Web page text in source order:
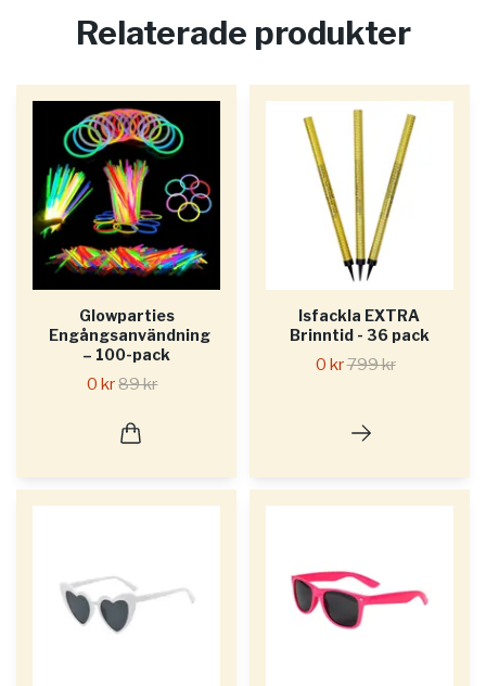
Relaterade produkter
Glowparties
Engångsanvändning
– 100-pack
0 kr89 kr
Isfackla EXTRA
Brinntid - 36 pack
0 kr799 kr